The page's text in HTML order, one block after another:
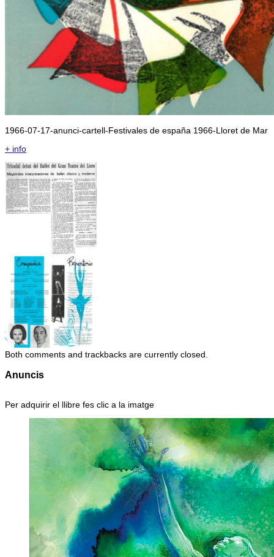
1966-07-17-anunci-cartell-Festivales de españa 1966-Lloret de Mar
+ info
Both comments and trackbacks are currently closed.
Anuncis
Per adquirir el llibre fes clic a la imatge